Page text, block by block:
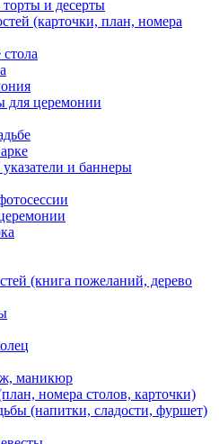
и десерты
(карточки, план, номера
для церемонии
и баннеры
(книга пожеланий, дерево
маникюр
номера столов, карточки)
(напитки, сладости, фуршет)